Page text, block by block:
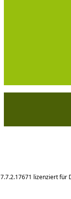
7.7.2.17671 lizenziert für